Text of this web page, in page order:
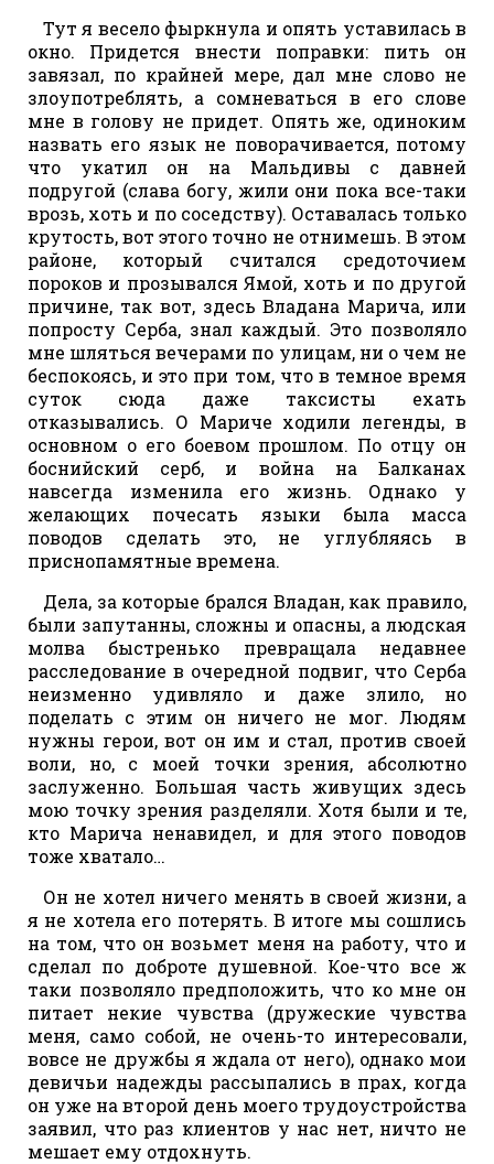
Тут я весело фыркнула и опять уставилась в
окно. Придется внести поправки: пить он
завязал, по крайней мере, дал мне слово не
злоупотреблять, а сомневаться в его слове
мне в голову не придет. Опять же, одиноким
назвать его язык не поворачивается, потому
что укатил он на Мальдивы с давней
подругой (слава богу, жили они пока все-таки
врозь, хоть и по соседству). Оставалась только
крутость, вот этого точно не отнимешь. В этом
районе, который считался средоточием
пороков и прозывался Ямой, хоть и по другой
причине, так вот, здесь Владана Марича, или
попросту Серба, знал каждый. Это позволяло
мне шляться вечерами по улицам, ни о чем не
беспокоясь, и это при том, что в темное время
суток сюда даже таксисты ехать
отказывались. О Мариче ходили легенды, в
основном о его боевом прошлом. По отцу он
боснийский серб, и война на Балканах
навсегда изменила его жизнь. Однако у
желающих почесать языки была масса
поводов сделать это, не углубляясь в
приснопамятные времена.
Дела, за которые брался Владан, как правило,
были запутанны, сложны и опасны, а людская
молва быстренько превращала недавнее
расследование в очередной подвиг, что Серба
неизменно удивляло и даже злило, но
поделать с этим он ничего не мог. Людям
нужны герои, вот он им и стал, против своей
воли, но, с моей точки зрения, абсолютно
заслуженно. Большая часть живущих здесь
мою точку зрения разделяли. Хотя были и те,
кто Марича ненавидел, и для этого поводов
тоже хватало…
Он не хотел ничего менять в своей жизни, а
я не хотела его потерять. В итоге мы сошлись
на том, что он возьмет меня на работу, что и
сделал по доброте душевной. Кое-что все ж
таки позволяло предположить, что ко мне он
питает некие чувства (дружеские чувства
меня, само собой, не очень-то интересовали,
вовсе не дружбы я ждала от него), однако мои
девичьи надежды рассыпались в прах, когда
он уже на второй день моего трудоустройства
заявил, что раз клиентов у нас нет, ничто не
мешает ему отдохнуть.